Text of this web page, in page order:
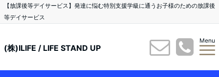
【放課後等デイサービス】発達に悩む特別支援学級に通うお子様のための放課後
等デイサービス
(株)ILIFE / LIFE STAND UP
Menu